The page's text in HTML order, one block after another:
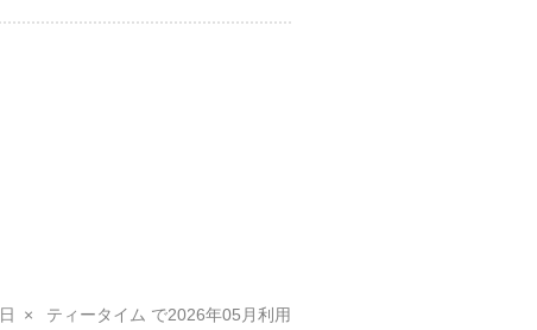
ティータイム 2026年05月